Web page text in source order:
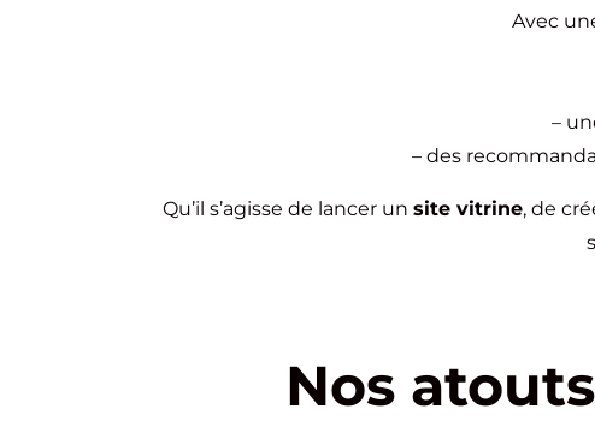
Avec
–
– des
Qu’il s’agisse de lancer un site vitrine, de
Nos